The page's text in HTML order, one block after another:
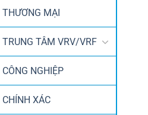
MẠI
TÂM VRV/VRF
NGHIỆP
XÁC